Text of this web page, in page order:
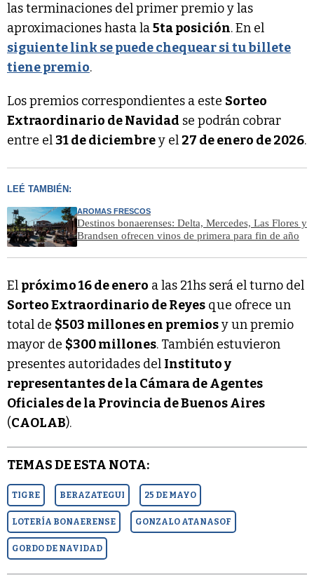
las terminaciones del primer premio y las
aproximaciones hasta la5ta posición. En el
siguiente link se puede chequear si tu billete
tiene premio.
Los premios correspondientes a este Sorteo
Extraordinario de Navidad se podrán cobrar
entre el31 de diciembrey el 27 de enero de 2026.
LEÉ TAMBIÉN:
AROMAS FRESCOS
Destinos bonaerenses: Delta, Mercedes, Las Flores y
Brandsen ofrecen vinos de primera para fin de año
El próximo 16 de enero a las 21hs será el turno del
Sorteo Extraordinario de Reyes que ofrece un
total de $503 millones en premiosy un premio
mayor de $300 millones. También estuvieron
presentes autoridades del Instituto y
representantes de la Cámara de Agentes
Oficiales de la Provincia de Buenos Aires
(CAOLAB).
TEMAS DE ESTA NOTA:
TIGRE BERAZATEGUI 25 DE MAYO
LOTERÍA BONAERENSE GONZALO ATANASOF
GORDO DE NAVIDAD